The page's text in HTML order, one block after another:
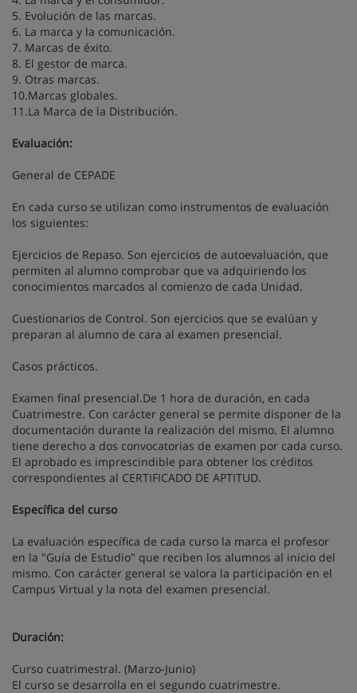
5. Evolución de las marcas.
6. La marca y la comunicación.
7. Marcas de éxito.
8. El gestor de marca.
9. Otras marcas.
10.Marcas globales.
11.La Marca de la Distribución.
Evaluación:
General de CEPADE
En cada curso se utilizan como instrumentos de evaluación
los siguientes:
Ejercicios de Repaso. Son ejercicios de autoevaluación, que
permiten al alumno comprobar que va adquiriendo los
conocimientos marcados al comienzo de cada Unidad.
Cuestionarios de Control. Son ejercicios que se evalúan y
preparan al alumno de cara al examen presencial.
Casos prácticos.
Examen final presencial.De 1 hora de duración, en cada
Cuatrimestre. Con carácter general se permite disponer de la
documentación durante la realización del mismo. El alumno
tiene derecho a dos convocatorias de examen por cada curso.
El aprobado es imprescindible para obtener los créditos
correspondientes al CERTIFICADO DE APTITUD.
Específica del curso
La evaluación específica de cada curso la marca el profesor
en la "Guía de Estudio" que reciben los alumnos al inicio del
mismo. Con carácter general se valora la participación en el
Campus Virtual y la nota del examen presencial.
Duración:
Curso cuatrimestral. (Marzo-Junio)
El curso se desarrolla en el segundo cuatrimestre.